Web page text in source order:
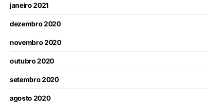
janeiro 2021
dezembro 2020
novembro 2020
outubro 2020
setembro 2020
agosto 2020